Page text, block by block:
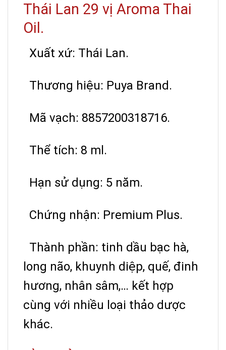
Thái Lan 29 vị Aroma Thai
Oil.
Xuất xứ: Thái Lan.
Thương hiệu: Puya Brand.
Mã vạch: 8857200318716.
Thể tích: 8 ml.
Hạn sử dụng: 5 năm.
Chứng nhận: Premium Plus.
Thành phần: tinh dầu bạc hà,
long não, khuynh diệp, quế, đinh
hương, nhân sâm,… kết hợp
cùng với nhiều loại thảo dược
khác.